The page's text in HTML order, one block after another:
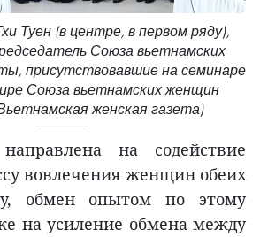
Туен (в центре, в первом ряду),
Союза вьетнамских
присутствовавшие на семинаре
Союза вьетнамских женщин
женская газета)
на содействие
вовлечения женщин обеих
обмен опытом по этому
на усиление обмена между